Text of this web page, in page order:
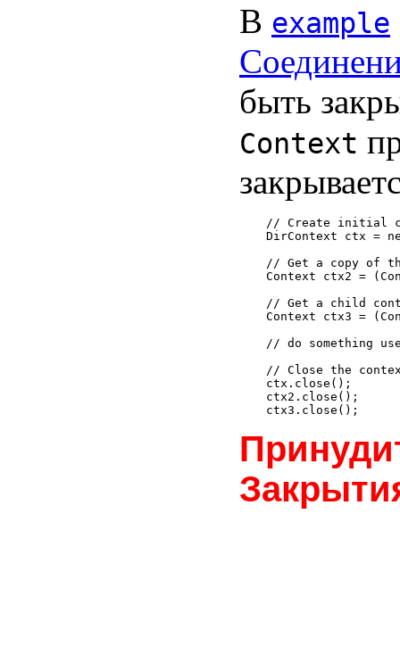
В example
быть
Context
// Create initial
DirContext ctx =
// Get a copy of
Context ctx2 =
// Get a child
Context ctx3 =
// do something
// Close the
ctx.close();
ctx2.close();